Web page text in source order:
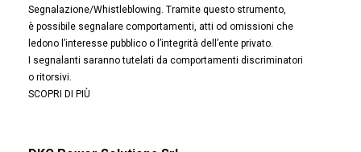
Segnalazione/Whistleblowing. Tramite questo strumento,
è possibile segnalare comportamenti, atti od omissioni che
ledono l’interesse pubblico o l’integrità dell’ente privato.
I segnalanti saranno tutelati da comportamenti discriminatori
o ritorsivi.
SCOPRI DI PIÙ